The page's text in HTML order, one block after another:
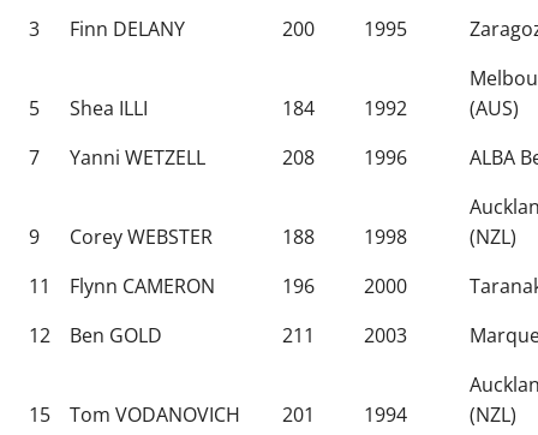
3
Finn DELANY 200 1995
5 Shea ILLI 184 1992
(AUS)
7
Yanni WETZELL 208 1996 ALBA
9 Corey WEBSTER 188 1998
(NZL)
11
Flynn CAMERON 196 2000
12
Ben GOLD 211 2003
15 Tom VODANOVICH 201 1994
(NZL)